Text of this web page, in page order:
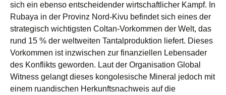
sich ein ebenso entscheidender wirtschaftlicher Kampf. In
Rubaya in der Provinz Nord-Kivu befindet sich eines der
strategisch wichtigsten Coltan-Vorkommen der Welt, das
rund 15 % der weltweiten Tantalproduktion liefert. Dieses
Vorkommen ist inzwischen zur finanziellen Lebensader
des Konflikts geworden. Laut der Organisation Global
Witness gelangt dieses kongolesische Mineral jedoch mit
einem ruandischen Herkunftsnachweis auf die